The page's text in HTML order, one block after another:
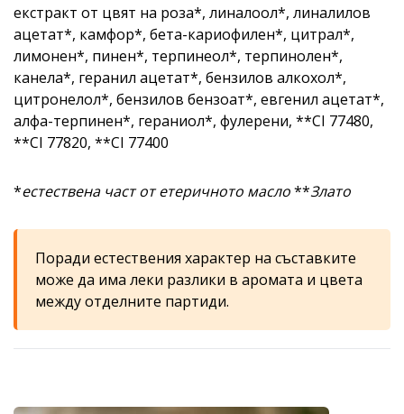
екстракт от цвят на роза*, линалоол*, линалилов
ацетат*, камфор*, бета-кариофилен*, цитрал*,
лимонен*, пинен*, терпинеол*, терпинолен*,
канела*, геранил ацетат*, бензилов алкохол*,
цитронелол*, бензилов бензоат*, евгенил ацетат*,
алфа-терпинен*, гераниол*, фулерени, **CI 77480,
**CI 77820, **CI 77400
*естествена част от етеричното масло**Злато
Поради естествения характер на съставките
може да има леки разлики в аромата и цвета
между отделните партиди.